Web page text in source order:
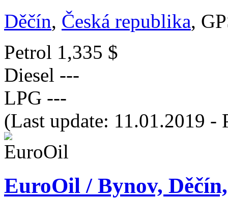
Děčín, Česká republika,
Petrol 1,335 $
Diesel ---
LPG ---
(Last update: 11.01.2019 -
EuroOil / Bynov,